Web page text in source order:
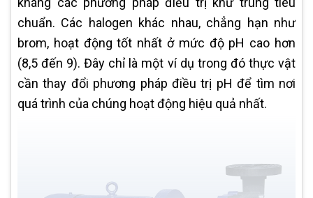
chuẩn. Các halogen khác nhau, chẳng hạn như
brom, hoạt động tốt nhất ở mức độ pH cao hơn
(8,5 đến 9). Đây chỉ là một ví dụ trong đó thực vật
cần thay đổi phương pháp điều trị pH để tìm nơi
quá trình của chúng hoạt động hiệu quả nhất.